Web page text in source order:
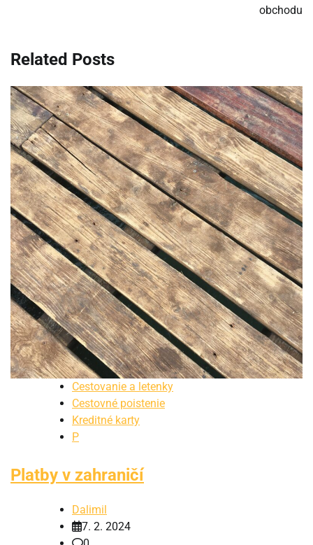
obchodu
Related Posts
Cestovanie a letenky
Cestovné poistenie
Kreditné karty
P
Platby v zahraničí
Dalimil
7. 2. 2024